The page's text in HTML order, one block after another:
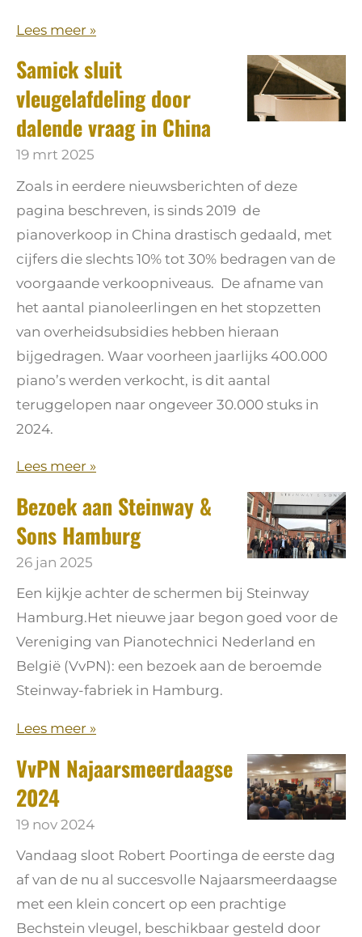
Lees meer »
Samick sluit
vleugelafdeling door
dalende vraag in China
19 mrt 2025
Zoals in eerdere nieuwsberichten of deze
pagina beschreven, is sinds 2019 de
pianoverkoop in China drastisch gedaald, met
cijfers die slechts 10% tot 30% bedragen van de
voorgaande verkoopniveaus. De afname van
het aantal pianoleerlingen en het stopzetten
van overheidsubsidies hebben hieraan
bijgedragen. Waar voorheen jaarlijks 400.000
piano’s werden verkocht, is dit aantal
teruggelopen naar ongeveer 30.000 stuks in
2024.
Lees meer »
Bezoek aan Steinway &
Sons Hamburg
26 jan 2025
Een kijkje achter de schermen bij Steinway
Hamburg.Het nieuwe jaar begon goed voor de
Vereniging van Pianotechnici Nederland en
België (VvPN): een bezoek aan de beroemde
Steinway-fabriek in Hamburg.
Lees meer »
VvPN Najaarsmeerdaagse
2024
19 nov 2024
Vandaag sloot Robert Poortinga de eerste dag
af van de nu al succesvolle Najaarsmeerdaagse
met een klein concert op een prachtige
Bechstein vleugel, beschikbaar gesteld door